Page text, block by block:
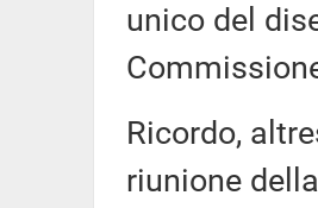
unico del
Ricordo,
riunione